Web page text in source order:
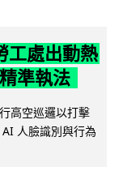
工處出動熱
準執法
高空巡邏以打擊
人臉識別與行為